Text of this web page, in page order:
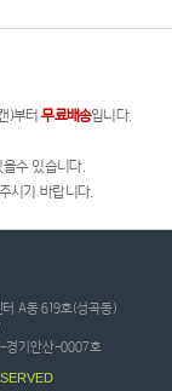
)부터무료배송입니다.
수 있습니다.
시기 바랍니다.
A동 619호(성곡동)
경기안산-0007호